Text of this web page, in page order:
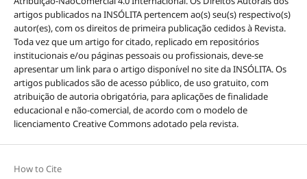
artigos publicados na INSÓLITA pertencem ao(s) seu(s) respectivo(s)
autor(es), com os direitos de primeira publicação cedidos à Revista.
Toda vez que um artigo for citado, replicado em repositórios
institucionais e/ou páginas pessoais ou profissionais, deve-se
apresentar um link para o artigo disponível no site da INSÓLITA. Os
artigos publicados são de acesso público, de uso gratuito, com
atribuição de autoria obrigatória, para aplicações de finalidade
educacional e não-comercial, de acordo com o modelo de
licenciamento Creative Commons adotado pela revista.
How to Cite